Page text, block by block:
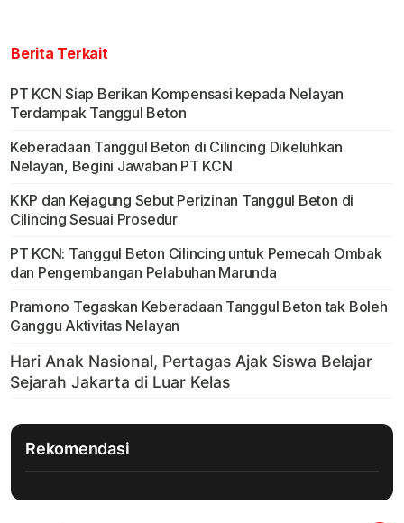
Berita Terkait
PT KCN Siap Berikan Kompensasi kepada Nelayan
Terdampak Tanggul Beton
Keberadaan Tanggul Beton di Cilincing Dikeluhkan
Nelayan, Begini Jawaban PT KCN
KKP dan Kejagung Sebut Perizinan Tanggul Beton di
Cilincing Sesuai Prosedur
PT KCN: Tanggul Beton Cilincing untuk Pemecah Ombak
dan Pengembangan Pelabuhan Marunda
Pramono Tegaskan Keberadaan Tanggul Beton tak Boleh
Ganggu Aktivitas Nelayan
Rekomendasi